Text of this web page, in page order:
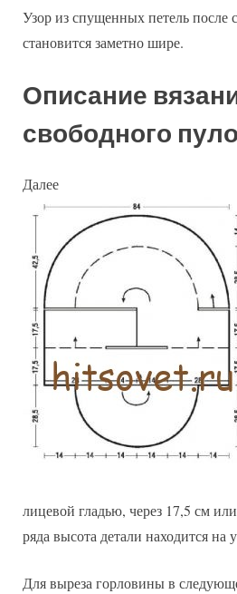
Узор из спущенных петель после
становится заметно шире.
Описание
свободного
Далее
лицевой гладью, через 17,5 см
ряда высота детали находится на
Для выреза горловины в